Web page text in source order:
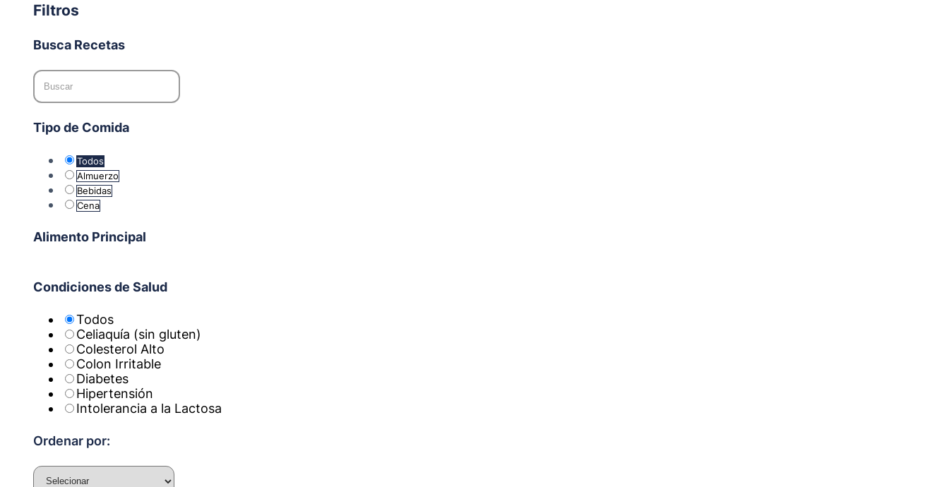
Filtros
Busca Recetas
Tipo de Comida
Todos
Almuerzo
Bebidas
Cena
Alimento Principal
Condiciones de Salud
Todos
Celiaquía (sin gluten)
Colesterol Alto
Colon Irritable
Diabetes
Hipertensión
Intolerancia a la Lactosa
Ordenar por: